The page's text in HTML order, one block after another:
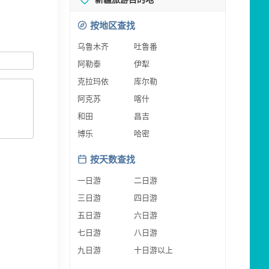
按地区查找
乌鲁木齐
吐鲁番
阿勒泰
伊犁
克拉玛依
库尔勒
阿克苏
喀什
和田
昌吉
博乐
哈密
按天数查找
一日游
二日游
三日游
四日游
五日游
六日游
七日游
八日游
九日游
十日游以上